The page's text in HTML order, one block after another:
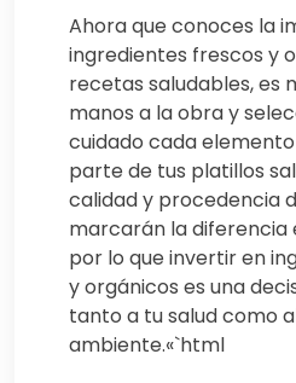
Ahora que conoces la
ingredientes frescos y
recetas saludables, es
manos a la obra y
cuidado cada
parte de tus platillos
calidad y procedencia
marcarán la diferencia
por lo que invertir en
y orgánicos es una
tanto a tu salud como
ambiente.«`html